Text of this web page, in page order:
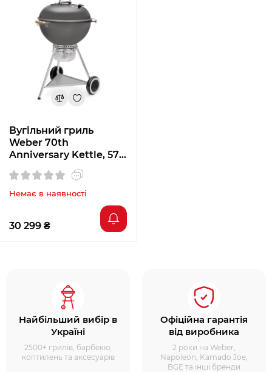
Вугільний гриль
Weber 70th
Anniversary Kettle, 57
см, сiрий металік
19521004
Немає в наявності
30 299 ₴
Найбільший вибір в
Україні
2500+ грилів, барбекю,
коптилень та аксесуарів
Офіційна гарантія
від виробника
2 роки на Weber,
Napoleon, Kamado Joe,
BGE та інші бренди